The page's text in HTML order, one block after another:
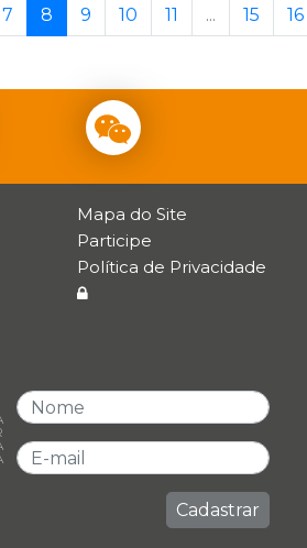
7 8 9 10 11 ... 15 16
Mapa do Site
Participe
Política de Privacidade
Cadastrar